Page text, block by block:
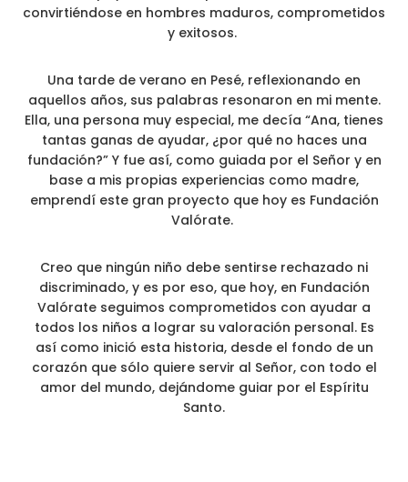
convirtiéndose en hombres maduros, comprometidos
y exitosos.
Una tarde de verano en Pesé, reflexionando en
aquellos años, sus palabras resonaron en mi mente.
Ella, una persona muy especial, me decía “Ana, tienes
tantas ganas de ayudar, ¿por qué no haces una
fundación?” Y fue así, como guiada por el Señor y en
base a mis propias experiencias como madre,
emprendí este gran proyecto que hoy es Fundación
Valórate.
Creo que ningún niño debe sentirse rechazado ni
discriminado, y es por eso, que hoy, en Fundación
Valórate seguimos comprometidos con ayudar a
todos los niños a lograr su valoración personal. Es
así como inició esta historia, desde el fondo de un
corazón que sólo quiere servir al Señor, con todo el
amor del mundo, dejándome guiar por el Espíritu
Santo.